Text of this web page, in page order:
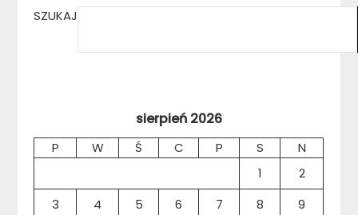
SZUKAJ
sierpień 2026
P W Ś C P S
N
1
2
3
4 5 6 7 8
9